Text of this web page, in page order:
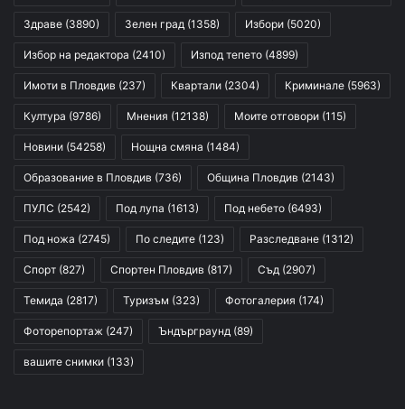
Здраве (3890) Зелен град (1358) Избори (5020)
Избор на редактора (2410) Изпод тепето (4899)
Имоти в Пловдив (237) Квартали (2304) Криминале (5963)
Култура (9786) Мнения (12138) Моите отговори (115)
Новини (54258) Нощна смяна (1484)
Образование в Пловдив (736) Община Пловдив (2143)
ПУЛС (2542) Под лупа (1613) Под небето (6493)
Под ножа (2745) По следите (123) Разследване (1312)
Спорт (827) Спортен Пловдив (817) Съд (2907)
Темида (2817) Туризъм (323) Фотогалерия (174)
Фоторепортаж (247) Ъндърграунд (89)
вашите снимки (133)